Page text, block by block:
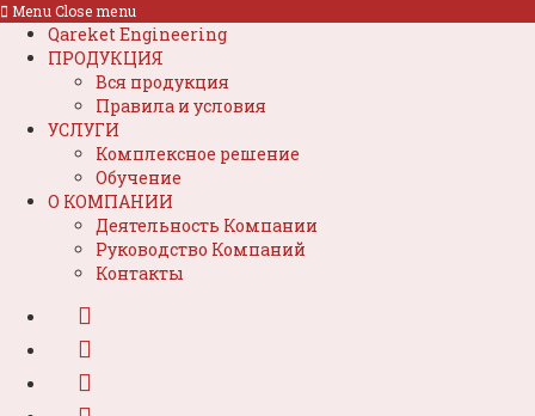
Menu Close menu
Qareket Engineering
ПРОДУКЦИЯ
Вся продукция
Правила и условия
УСЛУГИ
Комплексное решение
Обучение
О КОМПАНИИ
Деятельность Компании
Руководство Компаний
Контакты